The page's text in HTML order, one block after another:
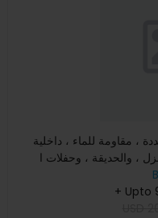
، مقاومة للماء ، داخلية
، والحديقة ، وحفلات ا
+ Upto